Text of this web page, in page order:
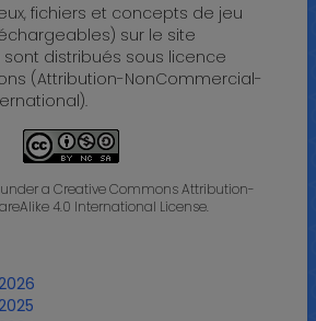
fichiers et concepts de jeu
sur le site
distribués sous licence
(Attribution-NonCommercial-
a Creative Commons Attribution-
4.0 International License.